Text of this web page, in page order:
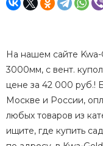
На нашем сайте
3000мм, с вент.
цене за 42 000 руб.!
Москве и России,
любых товаров из
ищите, где купить